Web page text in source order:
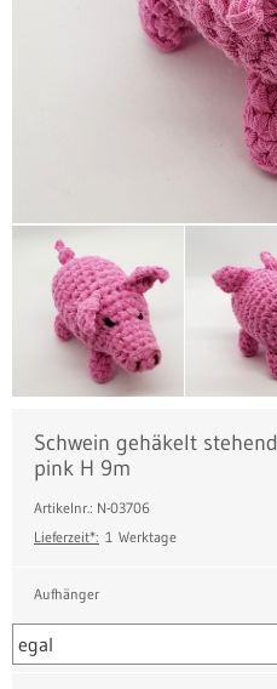
Schwein gehäkelt stehend
pink H 9m
Artikelnr.: N-03706
Lieferzeit*: 1 Werktage
Aufhänger